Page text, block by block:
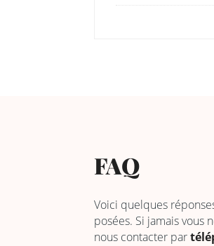
FAQ
Voici quelques
posées. Si jamais vous
nous contacter par